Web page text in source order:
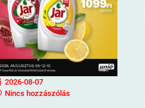
2026-08-07
Nincs hozzászólás